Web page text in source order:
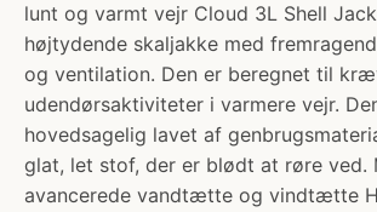
lunt og varmt vejr Cloud 3L Shell
højtydende skaljakke med
og ventilation. Den er beregnet til
udendørsaktiviteter i varmere vejr.
hovedsagelig lavet af
glat, let stof, der er blødt at røre ved.
avancerede vandtætte og vindtætte